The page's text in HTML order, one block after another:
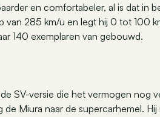
en comfortabeler, al is dat in
van 285 km/u en legt hij 0 tot 100
140 exemplaren van gebouwd.
SV-versie die het vermogen
Miura naar de supercarhemel.